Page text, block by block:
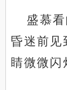
盛慕
昏迷前见
睛微微闪